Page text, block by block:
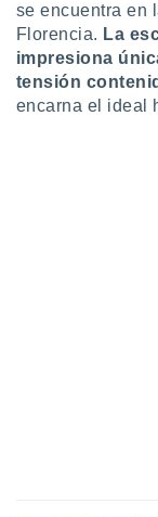
se encuentra en
Florencia. La
impresiona
tensión
encarna el ideal